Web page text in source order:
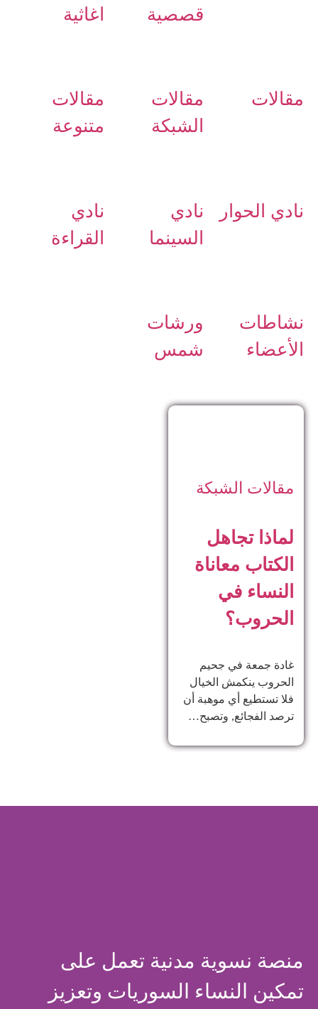
قصصية اغاثية
مقالات
مقالات
الشبكة
مقالات
متنوعة
نادي الحوار
نادي
السينما
نادي
القراءة
نشاطات
الأعضاء
ورشات
شمس
مقالات الشبكة
لماذا تجاهل
الكتاب معاناة
النساء في
الحروب؟
غادة جمعة في جحيم
الحروب ينكمش الخيال
فلا تستطيع أي موهبة أن
ترصد الفجائع, وتصبح…
منصة نسوية مدنية تعمل على
تمكين النساء السوريات وتعزيز